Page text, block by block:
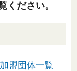
ください。
盟団体一覧